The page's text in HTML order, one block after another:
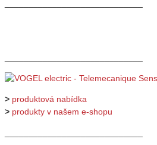
> produktová nabídka
> produkty v našem e-shopu